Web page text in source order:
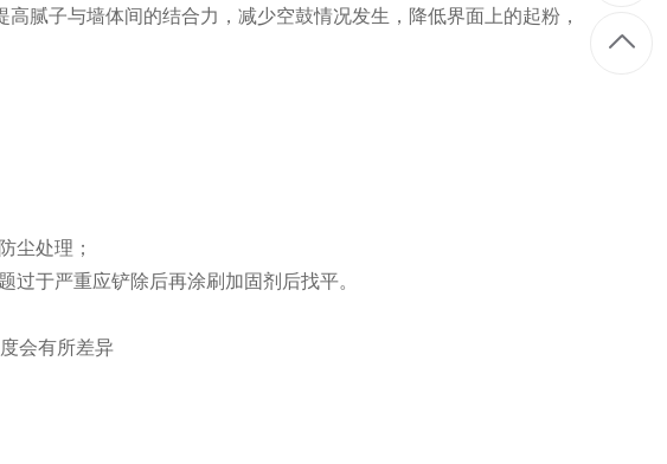
腻子与墙体间的结合力，减少空鼓情况发生，降低界面上的起粉，
尘处理；
过于严重应铲除后再涂刷加固剂后找平。
会有所差异